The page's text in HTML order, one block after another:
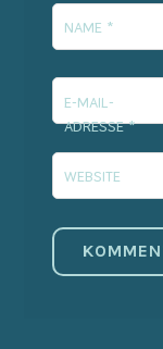
NAME *
E-MAIL-
ADRESSE*
WEBSITE